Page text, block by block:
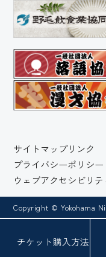
チケット購入方法
サイトマップリンク
プライバシーポリシ
ウェブアクセシビリ
Copyright © Yokohama